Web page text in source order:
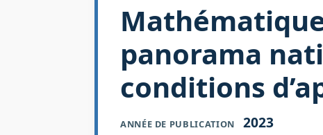
panorama
conditions
ANNÉE DE PUBLICATION 2023